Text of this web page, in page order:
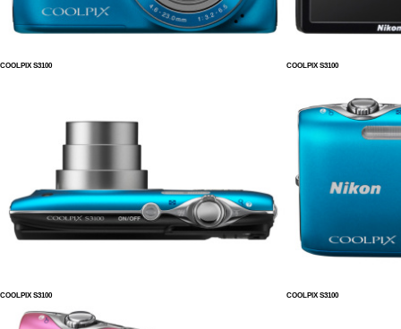
COOLPIX S3100 COOLPIX S3100
COOLPIX S3100 COOLPIX S3100